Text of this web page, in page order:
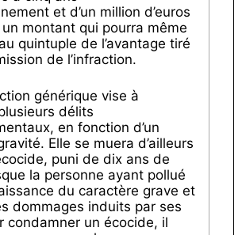
et d’un million d’euros
un montant qui pourra même
quintuple de l’avantage tiré
de l’infraction.
générique vise à
délits
en fonction d’un
Elle se muera d’ailleurs
puni de dix ans de
la personne ayant pollué
du caractère grave et
dommages induits par ses
condamner un écocide, il